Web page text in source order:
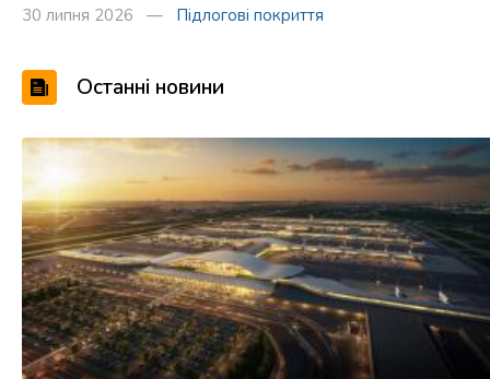
30 липня 2026 — Підлогові покриття
Останні новини